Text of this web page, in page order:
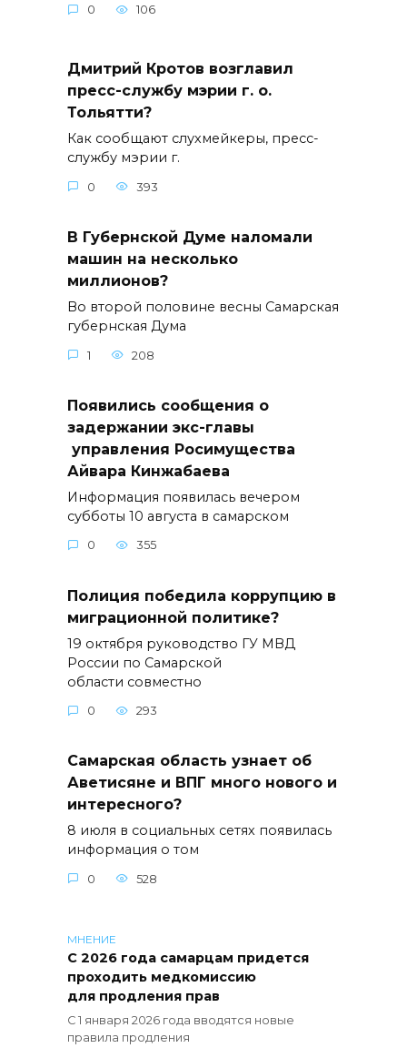
0 106
Дмитрий Кротов возглавил
пресс-службу мэрии г. о.
Тольятти?
Как сообщают слухмейкеры, пресс-
службу мэрии г.
0 393
В Губернской Думе наломали
машин на несколько
миллионов?
Во второй половине весны Самарская
губернская Дума
1 208
Появились сообщения о
задержании экс-главы
управления Росимущества
Айвара Кинжабаева
Информация появилась вечером
субботы 10 августа в самарском
0 355
Полиция победила коррупцию в
миграционной политике?
19 октября руководство ГУ МВД
России по Самарской
области совместно
0 293
Самарская область узнает об
Аветисяне и ВПГ много нового и
интересного?
8 июля в социальных сетях появилась
информация о том
0 528
МНЕНИЕ
С 2026 года самарцам придется
проходить медкомиссию
для продления прав
С 1 января 2026 года вводятся новые
правила продления